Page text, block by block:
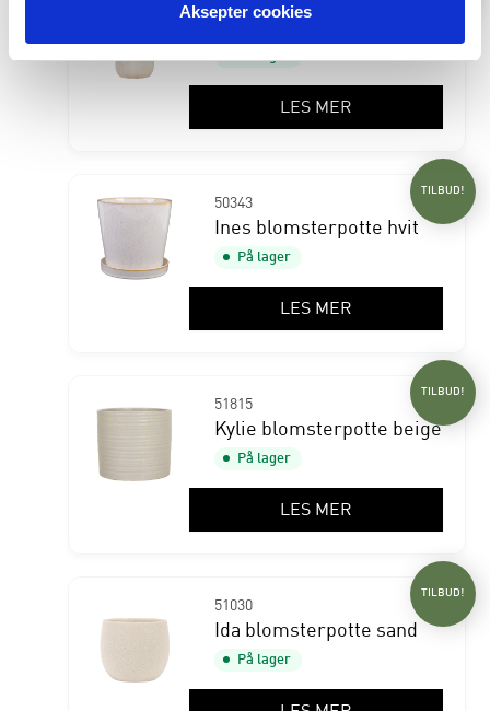
Aksepter cookies
Jacinta dekorvase
LES MER
TILBUD!
50343
Ines blomsterpotte hvit
På lager
LES MER
TILBUD!
51815
Kylie blomsterpotte beige
På lager
LES MER
TILBUD!
51030
Ida blomsterpotte sand
På lager